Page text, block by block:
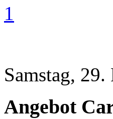
1
Samstag,
Angebot